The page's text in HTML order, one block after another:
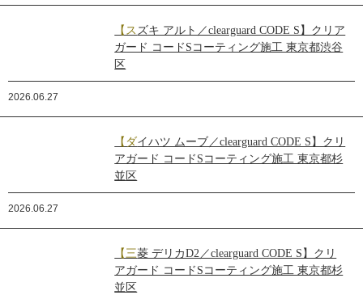
【スズキ アルト／clearguard CODE S】クリア
ガード コードSコーティング施工 東京都渋谷
区
2026.06.27
【ダイハツ ムーブ／clearguard CODE S】クリ
アガード コードSコーティング施工 東京都杉
並区
2026.06.27
【三菱 デリカD2／clearguard CODE S】クリ
アガード コードSコーティング施工 東京都杉
並区